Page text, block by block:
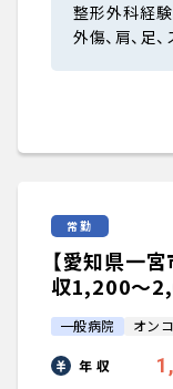
整形外科経
外傷、肩、足
常勤
【愛知県一
収1,200〜
一般病院 オン
年 収